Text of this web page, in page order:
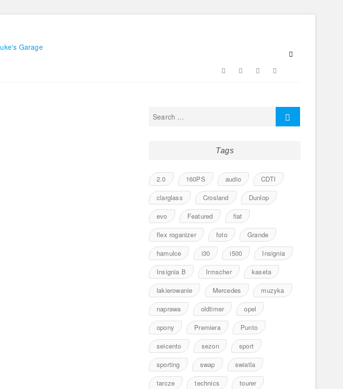
FacebookTwitterGoogle
Instagram
Tags
2.0 160PS audio
CDTI
clarglass
Crosland
Dunlop
evo
Featured
fiat
flex roganizer
foto
Grande
hamulce
i30 i500
Insignia
Insignia B
Irmscher
kaseta
lakierowanie
Mercedes
muzyka
naprawa
oldtimer
opel
opony
Premiera
Punto
seicento
sezon
sport
sporting
swap
swiatla
tarcze
technics
tourer